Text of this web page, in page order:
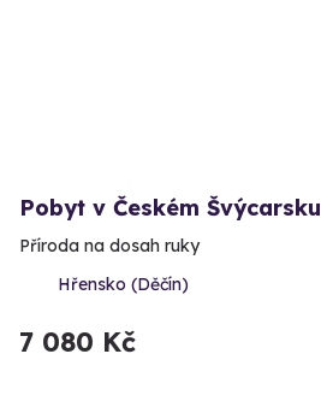
Pobyt v Českém Švýcarsku
Příroda na dosah ruky
Hřensko (Děčín)
7 080 Kč